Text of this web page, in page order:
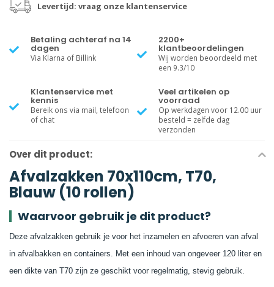
Levertijd: vraag onze klantenservice
Betaling achteraf na 14
dagen
Via Klarna of Billink
2200+
klantbeoordelingen
Wij worden beoordeeld met
een 9.3/10
Klantenservice met
kennis
Bereik ons via mail, telefoon
of chat
Veel artikelen op
voorraad
Op werkdagen voor 12.00 uur
besteld = zelfde dag
verzonden
Over dit product:
Afvalzakken 70x110cm, T70,
Blauw (10 rollen)
Waarvoor gebruik je dit product?
Deze afvalzakken gebruik je voor het inzamelen en afvoeren van afval
in afvalbakken en containers. Met een inhoud van ongeveer 120 liter en
een dikte van T70 zijn ze geschikt voor regelmatig, stevig gebruik.